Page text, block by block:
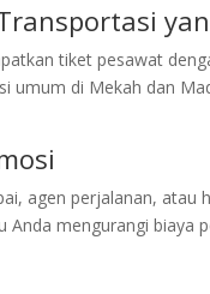
tiket pesawat
umum di Mekah dan
agen perjalanan,
mengurangi biaya